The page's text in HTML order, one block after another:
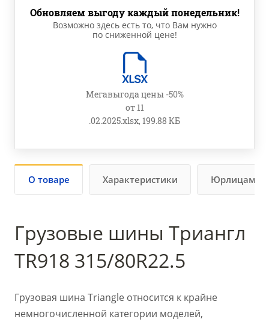
Обновляем выгоду каждый понедельник!
Возможно здесь есть то, что Вам нужно
по сниженной цене!
Мегавыгода цены -50%
от 11
.02.2025.xlsx, 199.88 КБ
О товаре Характеристики Юрлицам
Грузовые шины Триангл
TR918 315/80R22.5
Грузовая шина Triangle относится к крайне
немногочисленной категории моделей,